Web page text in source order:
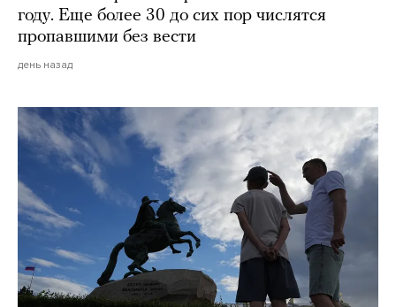
году. Еще более 30 до сих пор числятся
пропавшими без вести
день назад